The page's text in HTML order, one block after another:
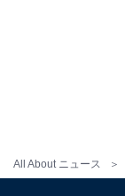
All About ニュース